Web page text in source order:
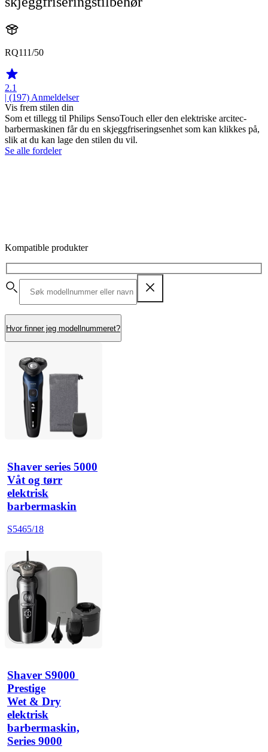
RQ111/50
2.1
| (197) Anmeldelser
Vis frem stilen din
Som et tillegg til Philips SensoTouch eller den elektriske arcitec-
barbermaskinen får du en skjeggfriseringsenhet som kan klikkes på,
slik at du kan lage den stilen du vil.
Se alle fordeler
Kompatible produkter
Hvor finner jeg modellnummeret?
Shaver series 5000
Våt og tørr
elektrisk
barbermaskin
S5465/18
Shaver S9000
Prestige
Wet & Dry
elektrisk
barbermaskin,
Series 9000